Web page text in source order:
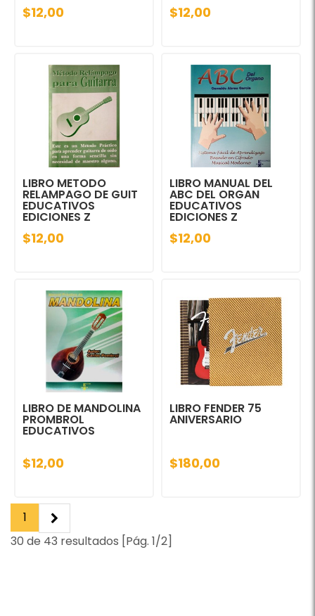
$12,00 $12,00
LIBRO METODO
RELAMPAGO DE GUIT
EDUCATIVOS
EDICIONES Z
$12,00
LIBRO MANUAL DEL
ABC DEL ORGAN
EDUCATIVOS
EDICIONES Z
$12,00
LIBRO DE MANDOLINA
PROMBROL
EDUCATIVOS
$12,00
LIBRO FENDER 75
ANIVERSARIO
$180,00
1
30 de 43 resultados [Pág. 1/2]